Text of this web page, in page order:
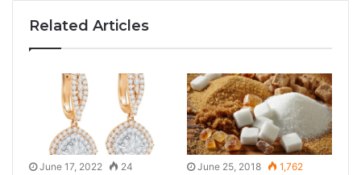
Related Articles
June 17, 2022 24 June 25, 2018 1,762